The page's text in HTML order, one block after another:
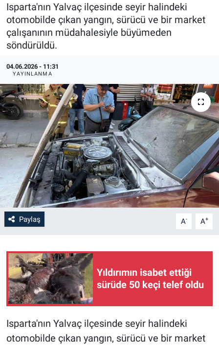
Isparta'nın Yalvaç ilçesinde seyir halindeki
otomobilde çıkan yangın, sürücü ve bir market
çalışanının müdahalesiyle büyümeden
söndürüldü.
04.06.2026 - 11:31
YAYINLANMA
Paylaş A- A+
Yıldırımın isabet ettiği
sürüde 50 keçi telef oldu
Isparta'nın Yalvaç ilçesinde seyir halindeki
otomobilde çıkan yangın, sürücü ve bir market
Haber Arşivi